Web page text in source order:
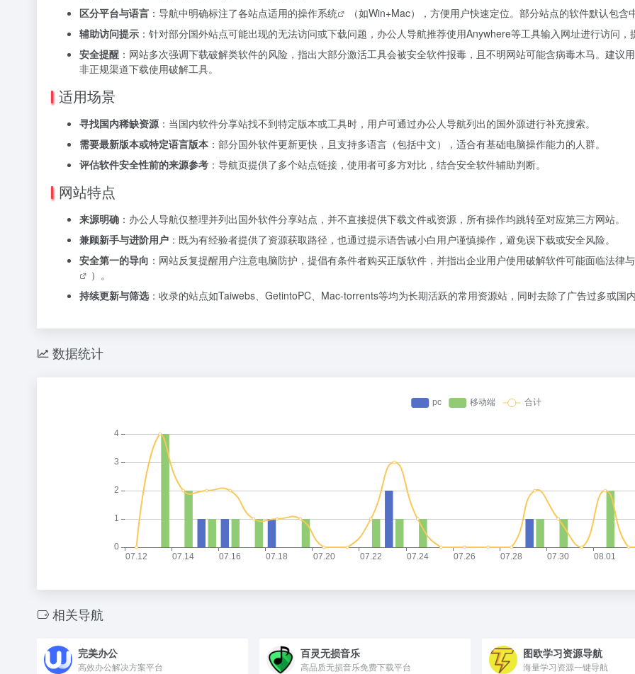
区分平台与语言 ：导航中明确标注了各站点适用的操作系统
（如Win+Mac），方便用户快速定位。部分站点的软件默认包
辅助访问提示 ：针对部分国外站点可能出现的无法访问或下载问题，办公人导航推荐使用Anywhere等工具输入网址进行访问，
安全提醒 ：网站多次强调下载破解类软件的风险，指出大部分激活工具会被安全软件报毒，且不明网站可能含病毒木马。建
非正规渠道下载使用破解工具。
适用场景
寻找国内稀缺资源 ：当国内软件分享站找不到特定版本或工具时，用户可通过办公人导航列出的国外源进行补充搜索。
需要最新版本或特定语言版本 ：部分国外软件更新更快，且支持多语言（包括中文），适合有基础电脑操作能力的人群。
评估软件安全性前的来源参考 ：导航页提供了多个站点链接，使用者可多方对比，结合安全软件辅助判断。
网站特点
来源明确 ：办公人导航仅整理并列出国外软件分享站点，并不直接提供下载文件或资源，所有操作均跳转至对应第三方网站。
兼顾新手与进阶用户 ：既为有经验者提供了资源获取路径，也通过提示语告诫小白用户谨慎操作，避免误下载或安全风险。
安全第一的导向 ：网站反复提醒用户注意电脑防护，提倡有条件者购买正版软件，并指出企业用户使用破解软件可能面临法律
）。
持续更新与筛选：收录的站点如Taiwebs、GetintoPC、Mac-torrents等均为长期活跃的常用资源站，同时去除了广告过多或国
数据统计
相关导航
完美办公
高效办公解决方案平台
百灵无损音乐
高品质无损音乐免费下载平台
图欧学习资源导航
海量学习资源一键导航